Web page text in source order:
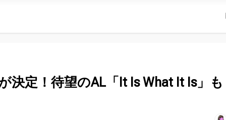
決定！待望のAL「It Is What It Is」も